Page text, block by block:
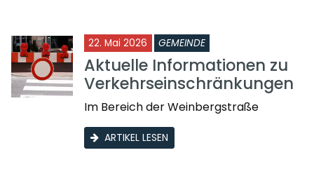
22. Mai 2026 GEMEINDE
Aktuelle Informationen zu
Verkehrseinschränkungen
Im Bereich der Weinbergstraße
ARTIKEL LESEN